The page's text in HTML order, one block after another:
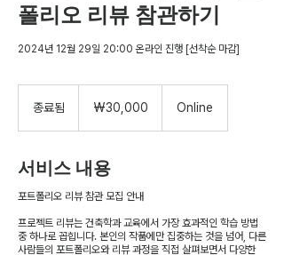
폴리오 리뷰 참관하기
2024년 12월 29일 20:00 온라인 진행 [선착순 마감]
종료됨 ₩30,000 Online
서비스 내용
포트폴리오 리뷰 참관 모집 안내
프로젝트 리뷰는 건축학과 교육에서 가장 효과적인 학습 방법
중 하나로 꼽힙니다. 본인의 작품에만 집중하는 것을 넘어, 다른
사람들의 포트폴리오와 리뷰 과정을 직접 살펴보면서 다양한